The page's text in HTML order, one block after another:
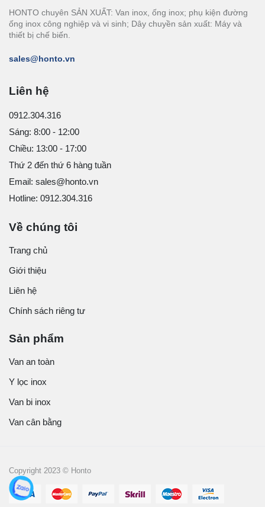
HONTO chuyên SẢN XUẤT: Van inox, ống inox; phụ kiện đường
ống inox công nghiệp và vi sinh; Dây chuyền sản xuất: Máy và
thiết bị chế biến.
sales@honto.vn
Liên hệ
0912.304.316
Sáng: 8:00 - 12:00
Chiều: 13:00 - 17:00
Thứ 2 đến thứ 6 hàng tuần
Email: sales@honto.vn
Hotline: 0912.304.316
Về chúng tôi
Trang chủ
Giới thiệu
Liên hệ
Chính sách riêng tư
Sản phẩm
Van an toàn
Y lọc inox
Van bi inox
Van cân bằng
Copyright 2023 © Honto